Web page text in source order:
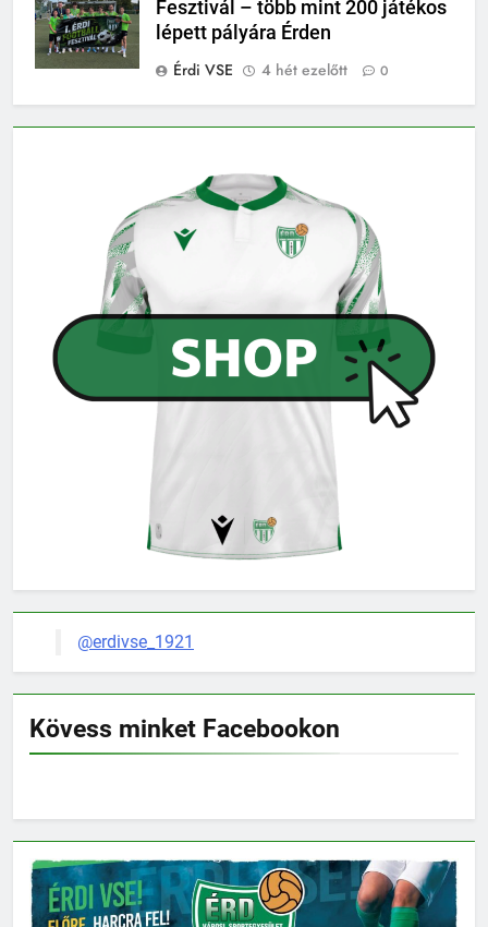
Fesztivál – több mint 200 játékos
lépett pályára Érden
Érdi VSE
4 hét ezelőtt 0
@erdivse_1921
Kövess minket Facebookon